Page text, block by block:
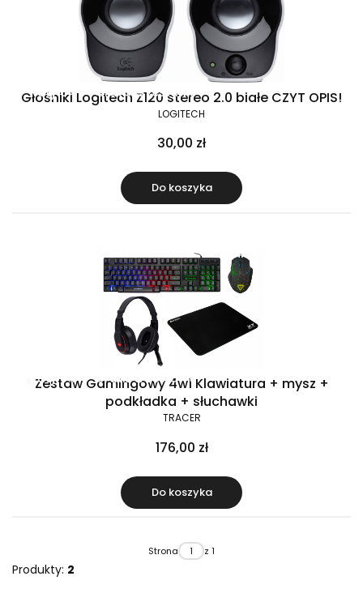
Raty 0% Gratis w zestawie
Głośniki Logitech Z120 stereo 2.0 białe CZYT OPIS!
LOGITECH
30,00 zł
Do koszyka
Raty 0% Gratis w zestawie
Zestaw Gamingowy 4w1 Klawiatura + mysz +
podkładka + słuchawki
TRACER
176,00 zł
Do koszyka
Strona z 1
Produkty: 2